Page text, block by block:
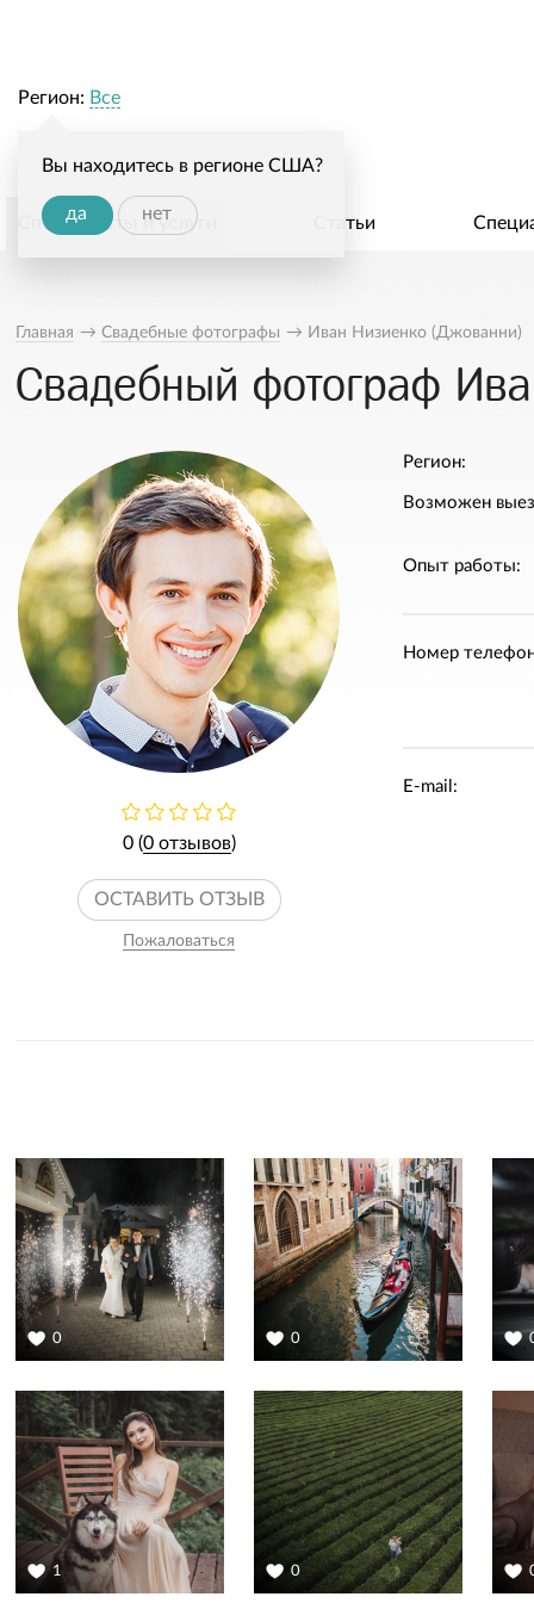
Регион: Все
Вы находитесь в регионе США?
да нет
Специалисты и услуги Статьи
Главная → Свадебные фотографы → Иван Низиенко (Джованни)
Свадебный фотограф
0 (0 отзывов)
ОСТАВИТЬ ОТЗЫВ
Пожаловаться
Регион:
Возможен
Опыт работы:
Номер
E-mail:
0 0
1 0